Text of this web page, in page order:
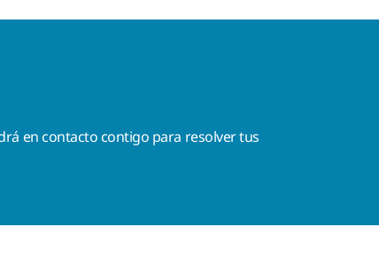
en contacto contigo para resolver tus